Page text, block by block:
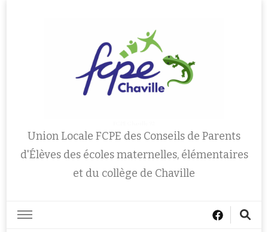
Union Locale FCPE des Conseils de Parents
d'Élèves des écoles maternelles, élémentaires
et du collège de Chaville